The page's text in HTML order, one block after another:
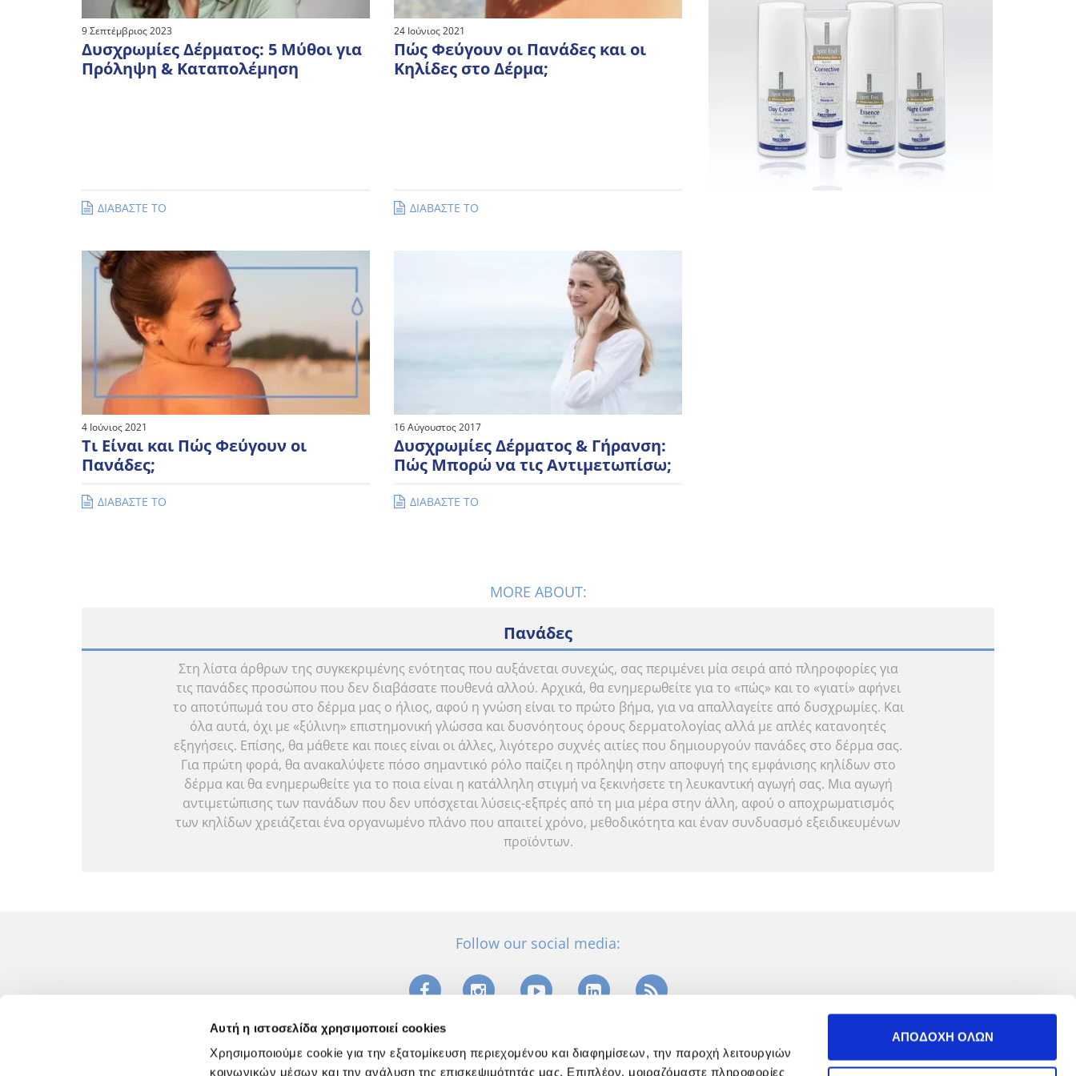
Αυτή η ιστοσελίδα χρησιμοποιεί cookies
Χρησιμοποιούμε cookie για την εξατομίκευση περιεχομένου και διαφημίσεων, την παροχή λειτουργιών
κοινωνικών μέσων και την ανάλυση της επισκεψιμότητάς μας. Επιπλέον, μοιραζόμαστε πληροφορίες
ΑΠΟΔΟΧΗ ΟΛΩΝ
9 Σεπτέμβριος 2023
Δυσχρωμίες Δέρματος: 5 Μύθοι για
Πρόληψη & Καταπολέμηση
ΔΙΑΒΑΣΤΕ ΤΟ
24 Ιούνιος 2021
Πώς Φεύγουν οι Πανάδες και οι
Κηλίδες στο Δέρμα;
ΔΙΑΒΑΣΤΕ ΤΟ
4 Ιούνιος 2021
Τι Είναι και Πώς Φεύγουν οι
Πανάδες;
ΔΙΑΒΑΣΤΕ ΤΟ
16 Αύγουστος 2017
Δυσχρωμίες Δέρματος & Γήρανση:
Πώς Μπορώ να τις Αντιμετωπίσω;
ΔΙΑΒΑΣΤΕ ΤΟ
MORE ABOUT:
Πανάδες
Στη λίστα άρθρων της συγκεκριμένης ενότητας που αυξάνεται συνεχώς, σας περιμένει μία σειρά από πληροφορίες για
τις πανάδες προσώπου που δεν διαβάσατε πουθενά αλλού. Αρχικά, θα ενημερωθείτε για το «πώς» και το «γιατί» αφήνει
το αποτύπωμά του στο δέρμα μας ο ήλιος, αφού η γνώση είναι το πρώτο βήμα, για να απαλλαγείτε από δυσχρωμίες. Και
όλα αυτά, όχι με «ξύλινη» επιστημονική γλώσσα και δυσνόητους όρους δερματολογίας αλλά με απλές κατανοητές
εξηγήσεις. Επίσης, θα μάθετε και ποιες είναι οι άλλες, λιγότερο συχνές αιτίες που δημιουργούν πανάδες στο δέρμα σας.
Για πρώτη φορά, θα ανακαλύψετε πόσο σημαντικό ρόλο παίζει η πρόληψη στην αποφυγή της εμφάνισης κηλίδων στο
δέρμα και θα ενημερωθείτε για το ποια είναι η κατάλληλη στιγμή να ξεκινήσετε τη λευκαντική αγωγή σας. Μια αγωγή
αντιμετώπισης των πανάδων που δεν υπόσχεται λύσεις-εξπρές από τη μια μέρα στην άλλη, αφού ο αποχρωματισμός
των κηλίδων χρειάζεται ένα οργανωμένο πλάνο που απαιτεί χρόνο, μεθοδικότητα και έναν συνδυασμό εξειδικευμένων
προϊόντων.
Follow our social media:
Κατηγορίες ΜΕ ΕΝΔΙΑΦΕΡΕΙ